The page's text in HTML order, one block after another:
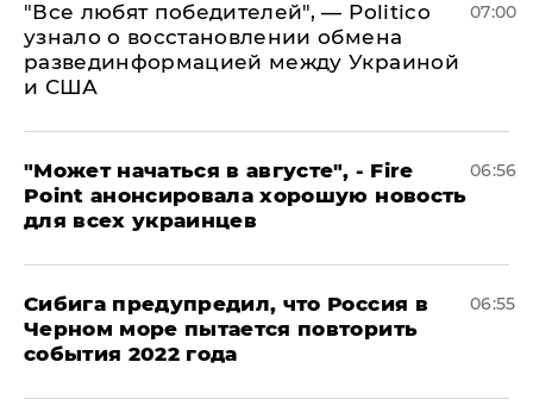
​"Все любят победителей", — Politico
узнало о восстановлении обмена
развединформацией между Украиной
и США
07:00
"Может начаться в августе", - Fire
Point анонсировала хорошую новость
для всех украинцев
06:56
Сибига предупредил, что Россия в
Черном море пытается повторить
события 2022 года
06:55